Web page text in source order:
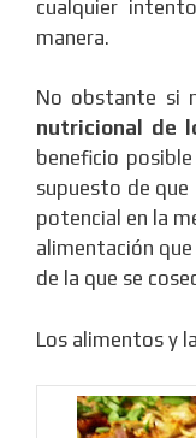
cualquier
manera.
No obstante si
nutricional de
beneficio
supuesto de que
potencial en la
alimentación
de la que se
Los alimentos y